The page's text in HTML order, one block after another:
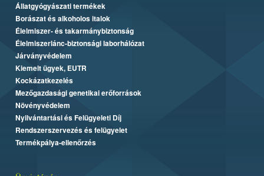
Állatgyógyászati termékek
Borászat és alkoholos italok
Élelmiszer- és takarmánybiztonság
Élelmiszerlánc-biztonsági laborhálózat
Járványvédelem
Kiemelt ügyek, EUTR
Kockázatkezelés
Mezőgazdasági genetikai erőforrások
Növényvédelem
Nyilvántartási és Felügyeleti Díj
Rendszerszervezés és felügyelet
Termékpálya-ellenőrzés